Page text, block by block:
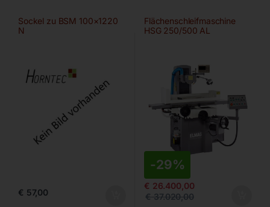
Sockel zu BSM 100×1220
N
€ 57,00
Flächenschleifmaschine
HSG 250/500 AL
-29%
€ 26.400,00
€37.020,00